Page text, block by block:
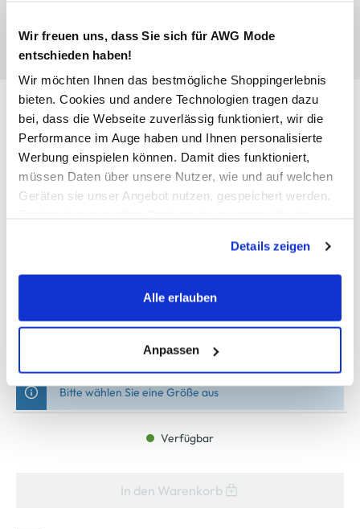
Wir freuen uns, dass Sie sich für AWG Mode
entschieden haben!
Wir möchten Ihnen das bestmögliche Shoppingerlebnis
bieten. Cookies und andere Technologien tragen dazu
bei, dass die Webseite zuverlässig funktioniert, wir die
Performance im Auge haben und Ihnen personalisierte
Werbung einspielen können. Damit dies funktioniert,
müssen Daten über unsere Nutzer, wie und auf welchen
Geräten sie unser Angebot nutzen, gespeichert werden.
werden, werden bei der Nutzung der Webseite auf jeden
Fall gesetzt. Cookies von Drittanbietern für Analyse- oder
Trackingzwecke werden nur dann aktiviert, wenn Sie das
erlauben" bzw. "Alle erlauben" klicken. Mehr dazu
(einschließlich der Möglichkeit, die Einwilligungserklärung
zu ändern oder zu widerrufen) erfahren Sie in unserem
Cookie-Hinweisbzw. derDatenschutzerklärung.
Details zeigen
Alle erlauben
Anpassen
Jack & Jones Junior JJRAIN TEE
SS CREW NECK T-Shirt
9,99 €
Ursprünglicher Preis:12,99 €
Größe:
176
Anzahl:
Bitte wählen Sie eine Größe aus
Verfügbar
In den Warenkorb